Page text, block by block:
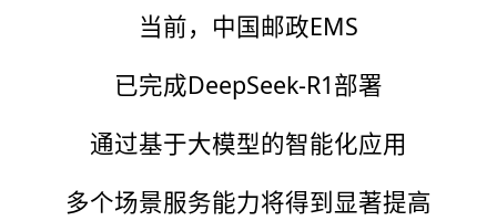
当前，中国邮政EMS
已完成DeepSeek-R1部署
通过基于大模型的智能化应用
多个场景服务能力将得到显著提高